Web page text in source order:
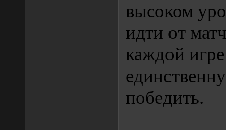
высоком
идти от
каждой игре
победить.